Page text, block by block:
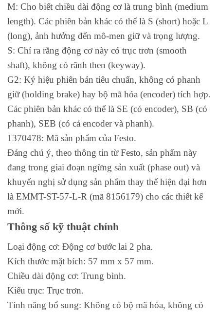
M: Cho biết chiều dài động cơ là trung bình (medium
length). Các phiên bản khác có thể là S (short) hoặc L
(long), ảnh hưởng đến mô-men giữ và trọng lượng.
S: Chỉ ra rằng động cơ này có trục trơn (smooth
shaft), không có rãnh then (keyway).
G2: Ký hiệu phiên bản tiêu chuẩn, không có phanh
giữ (holding brake) hay bộ mã hóa (encoder) tích hợp.
Các phiên bản khác có thể là SE (có encoder), SB (có
phanh), SEB (có cả encoder và phanh).
1370478: Mã sản phẩm của Festo.
Đáng chú ý, theo thông tin từ Festo, sản phẩm này
đang trong giai đoạn ngừng sản xuất (phase out) và
khuyến nghị sử dụng sản phẩm thay thế hiện đại hơn
là EMMT-ST-57-L-R (mã 8156179) cho các thiết kế
mới.
Thông số kỹ thuật chính
Loại động cơ: Động cơ bước lai 2 pha.
Kích thước mặt bích: 57 mm x 57 mm.
Chiều dài động cơ: Trung bình.
Kiểu trục: Trục trơn.
Tính năng bổ sung: Không có bộ mã hóa, không có